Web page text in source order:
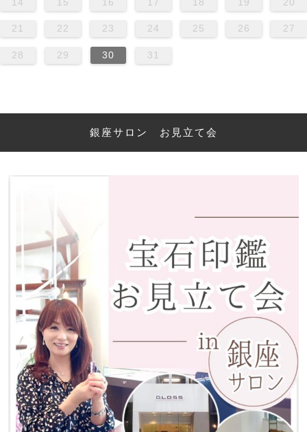
21 22 23 24 25 26 27
28 29 30 31
銀座サロン お見立て会